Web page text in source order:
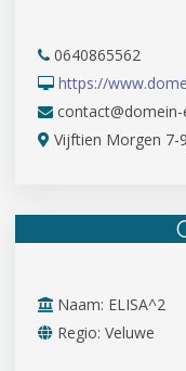
0640865562
https://
contact@domein-
Vijftien Morgen 7-
Naam: ELISA^2
Regio: Veluwe